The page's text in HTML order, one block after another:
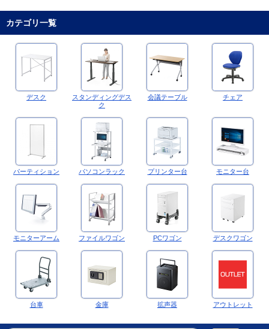
カテゴリ一覧
デスク
スタンディングデス
ク
会議テーブル チェア
パーティション パソコンラック プリンター台 モニター台
モニターアーム ファイルワゴン PCワゴン デスクワゴン
台車 金庫 拡声器 アウトレット